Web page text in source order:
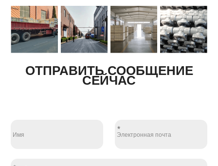
ОТПРАВИТЬ СООБЩЕНИЕ
СЕЙЧАС
*